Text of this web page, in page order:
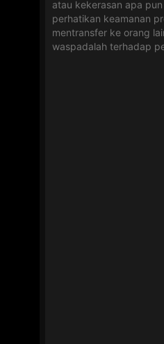
atau kekerasan apa
perhatikan keamanan
mentransfer ke orang
waspadalah terhadap